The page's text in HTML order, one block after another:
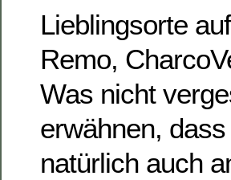
Lieblingsorte
Remo,
Was nicht
erwähnen,
natürlich auch